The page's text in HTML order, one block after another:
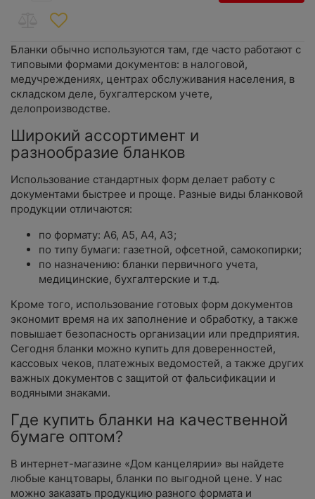
Бланки обычно используются там, где часто работают с
типовыми формами документов: в налоговой,
медучреждениях, центрах обслуживания населения, в
складском деле, бухгалтерском учете,
делопроизводстве.
Широкий ассортимент и
разнообразие бланков
Использование стандартных форм делает работу с
документами быстрее и проще. Разные виды бланковой
продукции отличаются:
по формату: А6, А5, А4, А3;
по типу бумаги: газетной, офсетной, самокопирки;
по назначению: бланки первичного учета,
медицинские, бухгалтерские и т.д.
Кроме того, использование готовых форм документов
экономит время на их заполнение и обработку, а также
повышает безопасность организации или предприятия.
Сегодня бланки можно купить для доверенностей,
кассовых чеков, платежных ведомостей, а также других
важных документов с защитой от фальсификации и
водяными знаками.
Где купить бланки на качественной
бумаге оптом?
В интернет-магазине «Дом канцелярии» вы найдете
любые канцтовары, бланки по выгодной цене. У нас
можно заказать продукцию разного формата и